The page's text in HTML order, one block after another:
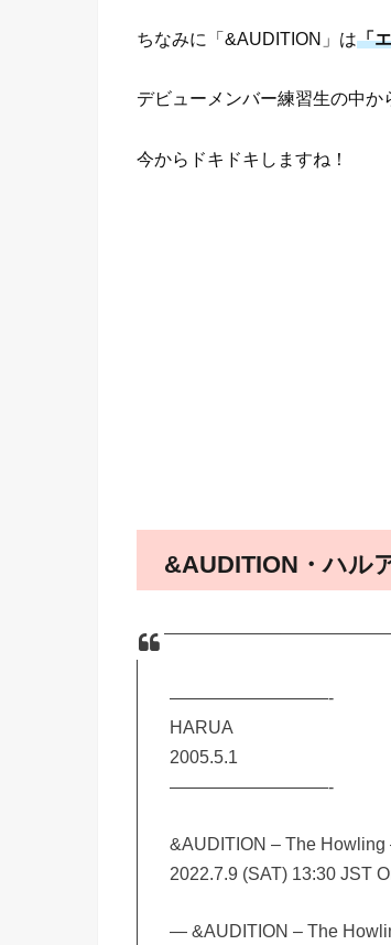
ちなみに「&AUDITION」は「
デビューメンバー練習生の中
今からドキドキしますね！
&AUDITION・ハル
—————————-
HARUA
2005.5.1
—————————-
&AUDITION – The Howling
2022.7.9 (SAT) 13:30 JST
— &AUDITION – The